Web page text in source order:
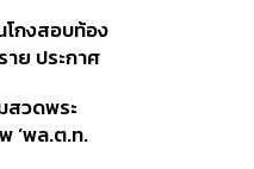
ความมั่นคง
กงสอบท้อง
าย ประกาศ
ช. ขีดเส้นแล้ว
.
วดพระ
‘พล.ต.ท.